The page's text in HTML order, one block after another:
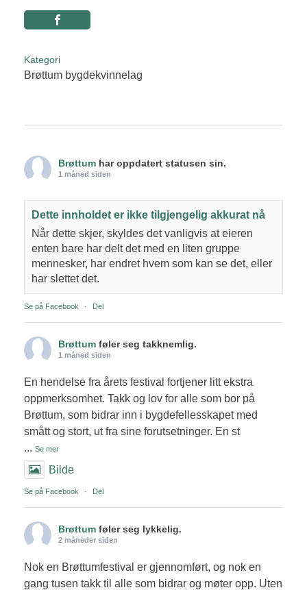
Kategori
Brøttum bygdekvinnelag
Brøttum har oppdatert statusen sin.
1 måned siden
Dette innholdet er ikke tilgjengelig akkurat nå
Når dette skjer, skyldes det vanligvis at eieren
enten bare har delt det med en liten gruppe
mennesker, har endret hvem som kan se det, eller
har slettet det.
Se på Facebook · Del
Brøttum føler seg takknemlig.
1 måned siden
En hendelse fra årets festival fortjener litt ekstra
oppmerksomhet. Takk og lov for alle som bor på
Brøttum, som bidrar inn i bygdefellesskapet med
smått og stort, ut fra sine forutsetninger. En st
... Se mer
Bilde
Se på Facebook · Del
Brøttum føler seg lykkelig.
2 måneder siden
Nok en Brøttumfestival er gjennomført, og nok en
gang tusen takk til alle som bidrar og møter opp. Uten